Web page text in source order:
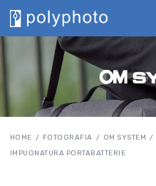
HOME FOTOGRAFIA OM SYSTEM
IMPUGNATURA PORTABATTERIE